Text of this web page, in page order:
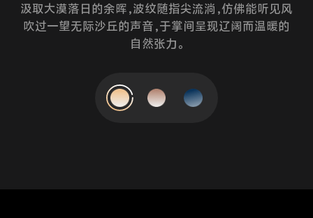
藏着耀眼的星光微粒，在光影折射间闪烁出梦幻氛围，
一如那个无所畏惧的千禧时代，自信张扬，一眼入梦。